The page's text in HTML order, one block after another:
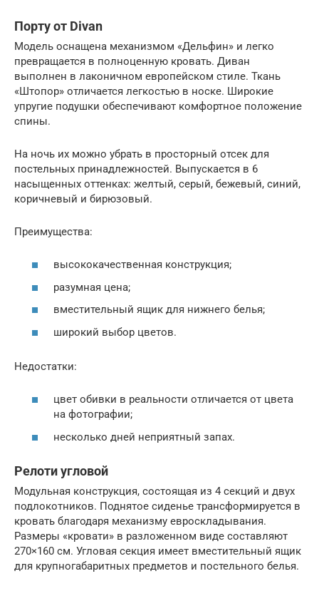
Порту от Divan
Модель оснащена механизмом «Дельфин» и легко
превращается в полноценную кровать. Диван
выполнен в лаконичном европейском стиле. Ткань
«Штопор» отличается легкостью в носке. Широкие
упругие подушки обеспечивают комфортное положение
спины.
На ночь их можно убрать в просторный отсек для
постельных принадлежностей. Выпускается в 6
насыщенных оттенках: желтый, серый, бежевый, синий,
коричневый и бирюзовый.
Преимущества:
высококачественная конструкция;
разумная цена;
вместительный ящик для нижнего белья;
широкий выбор цветов.
Недостатки:
цвет обивки в реальности отличается от цвета
на фотографии;
несколько дней неприятный запах.
Релоти угловой
Модульная конструкция, состоящая из 4 секций и двух
подлокотников. Поднятое сиденье трансформируется в
кровать благодаря механизму евроскладывания.
Размеры «кровати» в разложенном виде составляют
270×160 см. Угловая секция имеет вместительный ящик
для крупногабаритных предметов и постельного белья.